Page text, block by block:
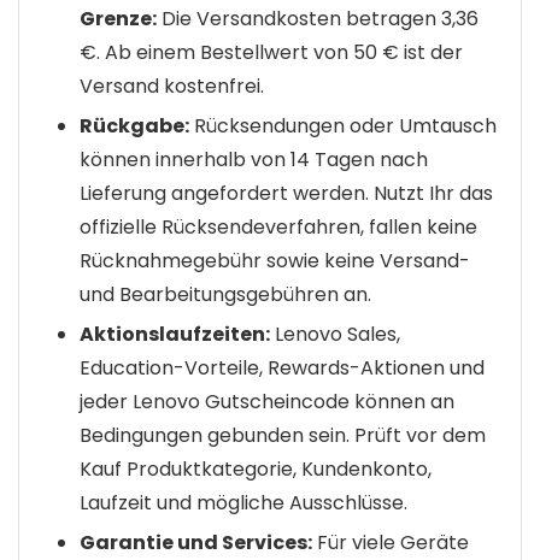
Grenze: Die Versandkosten betragen 3,36
€. Ab einem Bestellwert von 50 € ist der
Versand kostenfrei.
Rückgabe: Rücksendungen oder Umtausch
können innerhalb von 14 Tagen nach
Lieferung angefordert werden. Nutzt Ihr das
offizielle Rücksendeverfahren, fallen keine
Rücknahmegebühr sowie keine Versand-
und Bearbeitungsgebühren an.
Aktionslaufzeiten: Lenovo Sales,
Education-Vorteile, Rewards-Aktionen und
jeder Lenovo Gutscheincode können an
Bedingungen gebunden sein. Prüft vor dem
Kauf Produktkategorie, Kundenkonto,
Laufzeit und mögliche Ausschlüsse.
Garantie und Services: Für viele Geräte